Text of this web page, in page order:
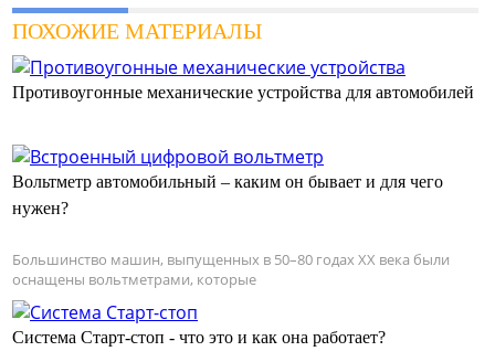
ПОХОЖИЕ МАТЕРИАЛЫ
Противоугонные механические устройства для автомобилей
Вольтметр автомобильный – каким он бывает и для чего
нужен?
Большинство машин, выпущенных в 50–80 годах XX века были
оснащены вольтметрами, которые
Система Старт-стоп - что это и как она работает?